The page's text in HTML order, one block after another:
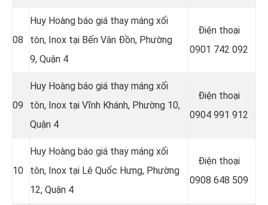
08
Huy Hoàng báo giá thay máng xối
tôn, Inox tại Bến Vân Đồn, Phường
9, Quận 4
Điện thoại
0901 742 092
09
Huy Hoàng báo giá thay máng xối
tôn, Inox tại Vĩnh Khánh, Phường 10,
Quận 4
Điện thoại
0904 991 912
10
Huy Hoàng báo giá thay máng xối
tôn, Inox tại Lê Quốc Hưng, Phường
12, Quận 4
Điện thoại
0908 648 509